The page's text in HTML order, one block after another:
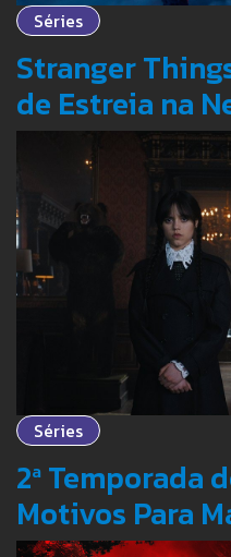
Séries
Stranger
de Estreia na
Séries
2ª Temporada
Motivos Para